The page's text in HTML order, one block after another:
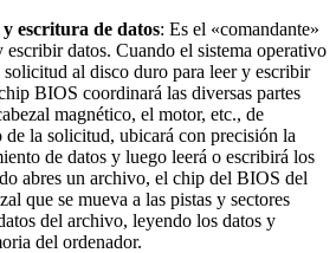
escritura de datos: Es el «comandante»
datos. Cuando el sistema operativo
al disco duro para leer y escribir
BIOS coordinará las diversas partes
magnético, el motor, etc., de
la solicitud, ubicará con precisión la
de datos y luego leerá o escribirá los
abres un archivo, el chip del BIOS del
que se mueva a las pistas y sectores
del archivo, leyendo los datos y
del ordenador.